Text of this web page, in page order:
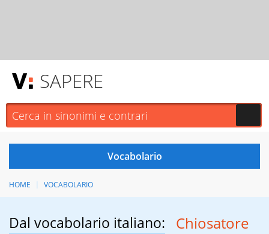
SAPERE
HOME VOCABOLARIO
Dal vocabolario italiano: Chiosatore